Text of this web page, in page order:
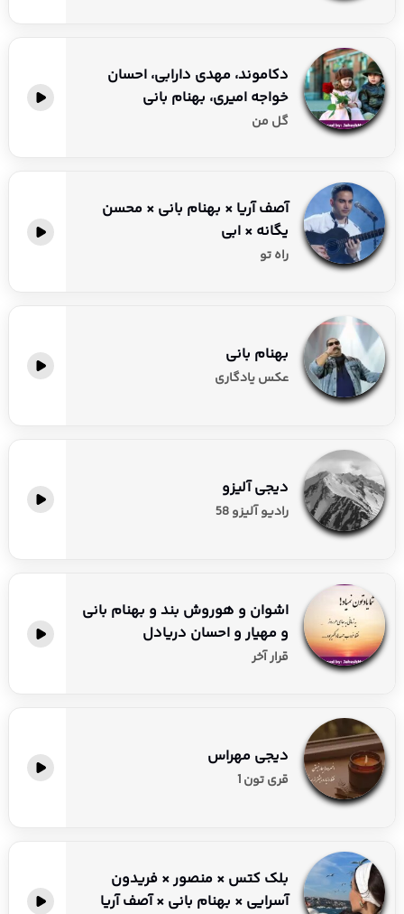
دکاموند، مهدی دارابی، احسان
خواجه امیری، بهنام بانی
گل من
آصف آریا × بهنام بانی × محسن
یگانه × ابی
راه تو
بهنام بانی
عکس یادگاری
دیجی آلیزو
رادیو آلیزو 58
اشوان و هوروش بند و بهنام بانی
و مهیار و احسان دریادل
قرار آخر
دیجی مهراس
قری تون 1
بلک کتس × منصور × فریدون
آسرایی × بهنام بانی × آصف آریا